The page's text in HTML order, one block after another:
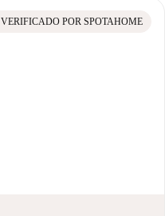
VERIFICADO POR SPOTAHOME